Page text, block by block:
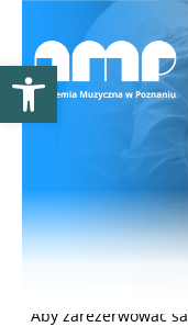
Otwórz
Aby zarezerwować